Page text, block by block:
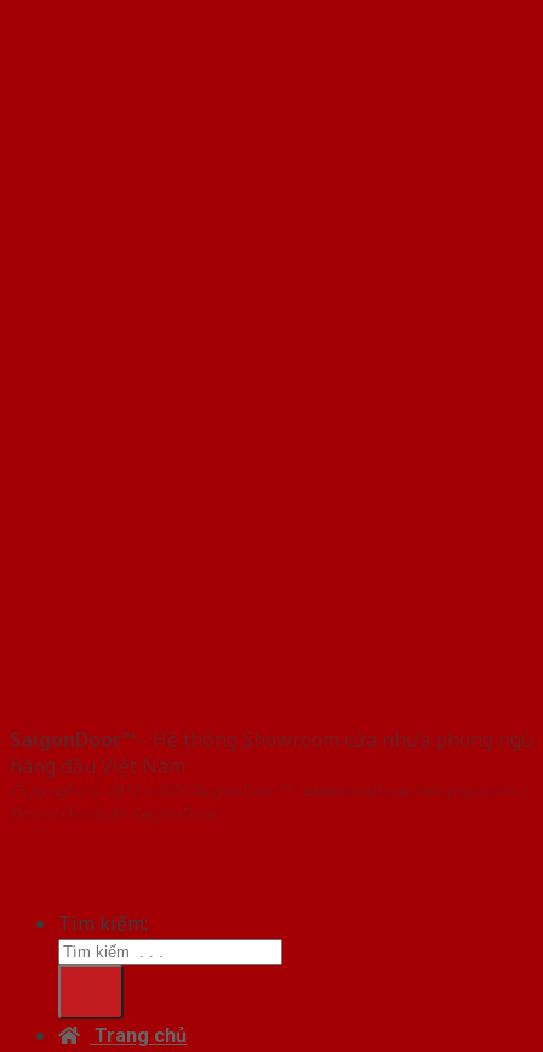
SaigonDoor™ - Hệ thống Showroom cửa nhựa phòng ngủ
hàng đầu Việt Nam
Copyright ⓒ 2016 – 2026 SaigonDoor™ - www.cuanhuaphongngu.com |
Đơn vị chủ quản SaigonDoor
Tìm kiếm:
Trang chủ